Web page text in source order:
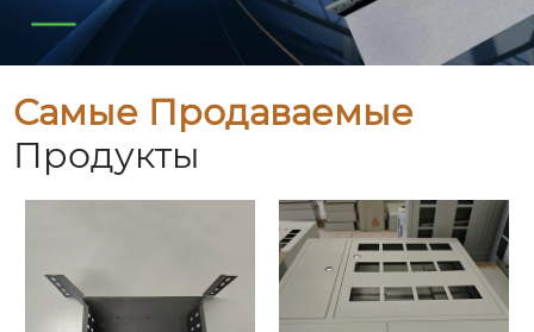
Самые Продаваемые
Продукты